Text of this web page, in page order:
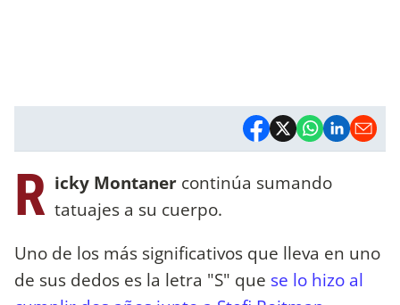
R icky Montaner continúa sumando
tatuajes a su cuerpo.
Uno de los más significativos que lleva en uno
de sus dedos es la letra "S" que se lo hizo al